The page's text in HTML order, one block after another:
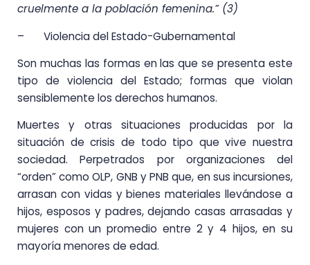
cruelmente a la población femenina.” (3)
– Violencia del Estado-Gubernamental
Son muchas las formas en las que se presenta este
tipo de violencia del Estado; formas que violan
sensiblemente los derechos humanos.
Muertes y otras situaciones producidas por la
situación de crisis de todo tipo que vive nuestra
sociedad. Perpetrados por organizaciones del
“orden” como OLP, GNB y PNB que, en sus incursiones,
arrasan con vidas y bienes materiales llevándose a
hijos, esposos y padres, dejando casas arrasadas y
mujeres con un promedio entre 2 y 4 hijos, en su
mayoría menores de edad.